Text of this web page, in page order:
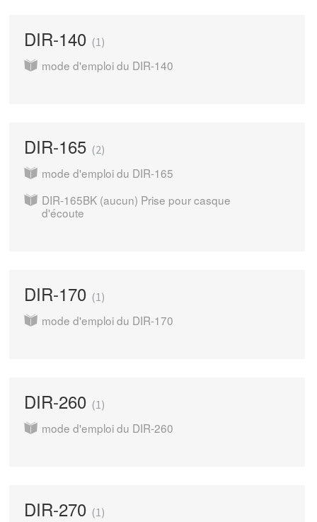
DIR-140 1
mode d'emploi du DIR-140
DIR-165 2
mode d'emploi du DIR-165
DIR-165BK (aucun) Prise pour casque
d'écoute
DIR-170 1
mode d'emploi du DIR-170
DIR-260 1
mode d'emploi du DIR-260
DIR-270 1